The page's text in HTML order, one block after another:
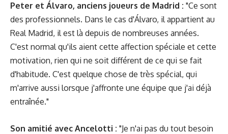
Peter et Álvaro, anciens joueurs de Madrid : "Ce sont
des professionnels. Dans le cas d'Álvaro, il appartient au
Real Madrid, il est là depuis de nombreuses années.
C'est normal qu'ils aient cette affection spéciale et cette
motivation, rien qui ne soit différent de ce qui se fait
d'habitude. C'est quelque chose de très spécial, qui
m'arrive aussi lorsque j'affronte une équipe que j'ai déjà
entraînée."
Son amitié avec Ancelotti : "Je n'ai pas du tout besoin